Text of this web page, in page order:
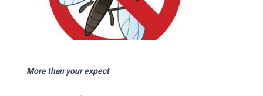
More than your expect